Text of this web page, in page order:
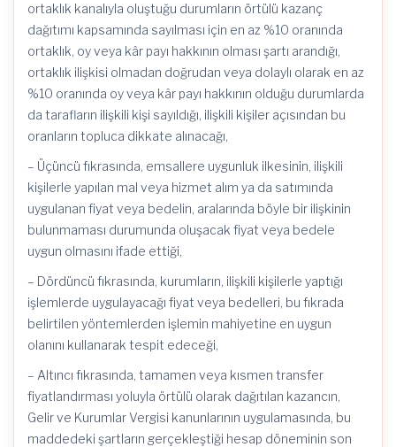
ortaklık kanalıyla oluştuğu durumların örtülü kazanç
dağıtımı kapsamında sayılması için en az %10 oranında
ortaklık, oy veya kâr payı hakkının olması şartı arandığı,
ortaklık ilişkisi olmadan doğrudan veya dolaylı olarak en az
%10 oranında oy veya kâr payı hakkının olduğu durumlarda
da tarafların ilişkili kişi sayıldığı, ilişkili kişiler açısından bu
oranların topluca dikkate alınacağı,
– Üçüncü fıkrasında, emsallere uygunluk ilkesinin, ilişkili
kişilerle yapılan mal veya hizmet alım ya da satımında
uygulanan fiyat veya bedelin, aralarında böyle bir ilişkinin
bulunmaması durumunda oluşacak fiyat veya bedele
uygun olmasını ifade ettiği,
– Dördüncü fıkrasında, kurumların, ilişkili kişilerle yaptığı
işlemlerde uygulayacağı fiyat veya bedelleri, bu fıkrada
belirtilen yöntemlerden işlemin mahiyetine en uygun
olanını kullanarak tespit edeceği,
– Altıncı fıkrasında, tamamen veya kısmen transfer
fiyatlandırması yoluyla örtülü olarak dağıtılan kazancın,
Gelir ve Kurumlar Vergisi kanunlarının uygulamasında, bu
maddedeki şartların gerçekleştiği hesap döneminin son